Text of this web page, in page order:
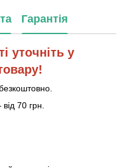
Гарантія
уточніть у
70 грн.